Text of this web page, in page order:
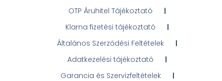
OTP Áruhitel Tájékoztató
Klarna fizetési tájékoztató
Általános Szerződési Feltételek
Adatkezelési tájékoztató
Garancia és Szervizfeltételek